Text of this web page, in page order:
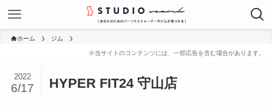
ホーム ジム
HYPER FIT24 守山店
2022
6/17